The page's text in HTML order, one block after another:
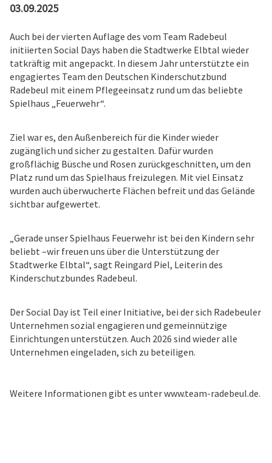
03.09.2025
Auch bei der vierten Auflage des vom Team Radebeul
initiierten Social Days haben die Stadtwerke Elbtal wieder
tatkräftig mit angepackt. In diesem Jahr unterstützte ein
engagiertes Team den Deutschen Kinderschutzbund
Radebeul mit einem Pflegeeinsatz rund um das beliebte
Spielhaus „Feuerwehr“.
Ziel war es, den Außenbereich für die Kinder wieder
zugänglich und sicher zu gestalten. Dafür wurden
großflächig Büsche und Rosen zurückgeschnitten, um den
Platz rund um das Spielhaus freizulegen. Mit viel Einsatz
wurden auch überwucherte Flächen befreit und das Gelände
sichtbar aufgewertet.
„Gerade unser Spielhaus Feuerwehr ist bei den Kindern sehr
beliebt –wir freuen uns über die Unterstützung der
Stadtwerke Elbtal“, sagt Reingard Piel, Leiterin des
Kinderschutzbundes Radebeul.
Der Social Day ist Teil einer Initiative, bei der sich Radebeuler
Unternehmen sozial engagieren und gemeinnützige
Einrichtungen unterstützen. Auch 2026 sind wieder alle
Unternehmen eingeladen, sich zu beteiligen.
Weitere Informationen gibt es unter www.team-radebeul.de.